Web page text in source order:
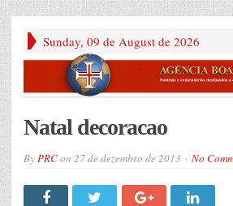
Sunday, 09 de August de 2026
Natal decoracao
ByPRCon 27 de dezembro de 2013 No